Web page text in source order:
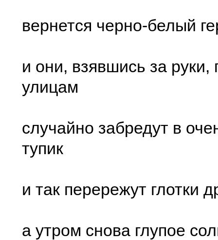
вернется черно-белый
и они, взявшись за руки,
улицам
случайно забредут в
тупик
и так перережут глотки
а утром снова глупое